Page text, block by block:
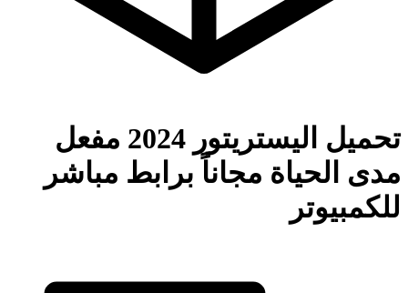
تحميل اليستريتور 2024 مفعل
مدى الحياة مجاناً برابط مباشر
للكمبيوتر